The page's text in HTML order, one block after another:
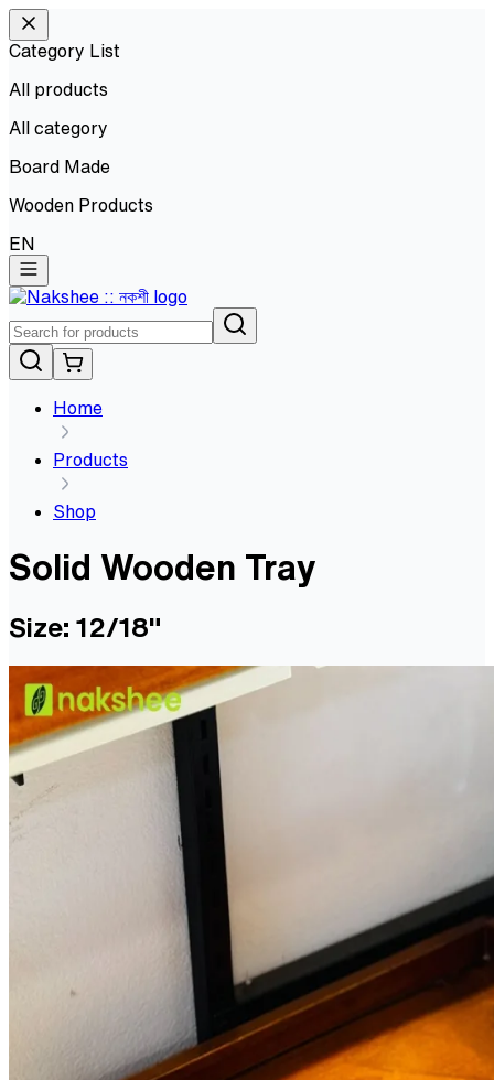
Category List
All products
All category
Board Made
Wooden Products
EN
Home
Products
Shop
Solid Wooden Tray
Size: 12/18"